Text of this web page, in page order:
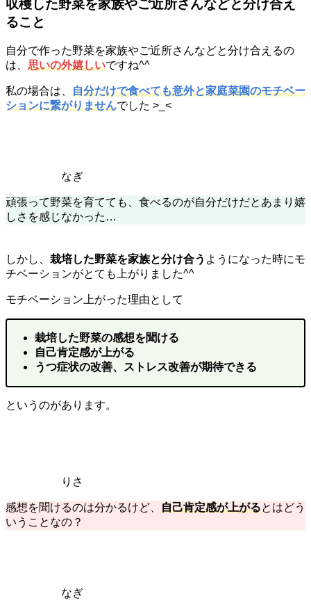
収穫した野菜を家族やご近所さんなどと分け合え
ること
自分で作った野菜を家族やご近所さんなどと分け合えるの
は、 思いの外嬉しいですね^^
私の場合は、 自分だけで食べても意外と家庭菜園のモチベー
ションに繋がりませんでした >_<
なぎ
頑張って野菜を育てても、食べるのが自分だけだとあまり嬉
しさを感じなかった…
しかし、 栽培した野菜を家族と分け合う ようになった時にモ
チベーションがとても上がりました^^
モチベーション上がった理由として
栽培した野菜の感想を聞ける
自己肯定感が上がる
うつ症状の改善、ストレス改善が期待できる
というのがあります。
りさ
感想を聞けるのは分かるけど、 自己肯定感が上がるとはどう
いうことなの？
なぎ